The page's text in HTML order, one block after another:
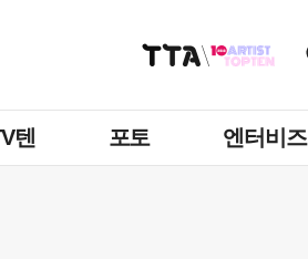
텐 포토 엔터비즈